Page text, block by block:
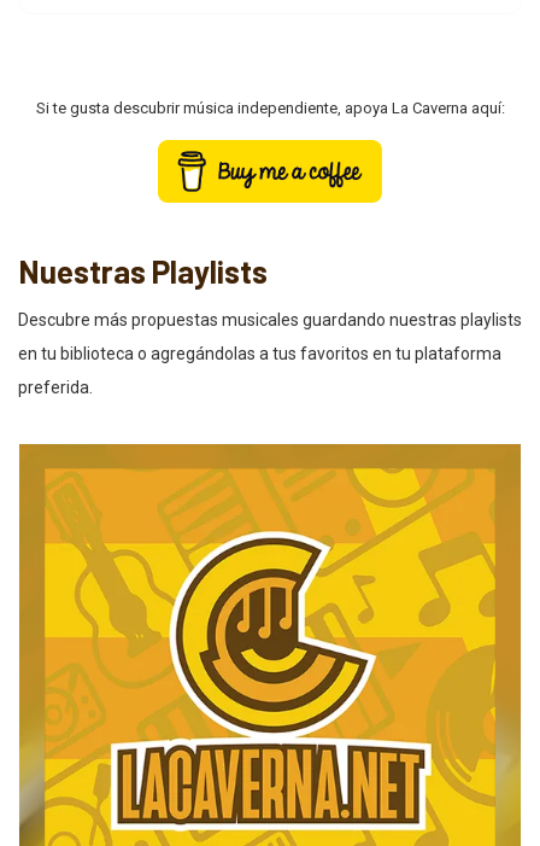
Si te gusta descubrir música independiente, apoya La Caverna aquí:
Nuestras Playlists
Descubre más propuestas musicales guardando nuestras playlists
en tu biblioteca o agregándolas a tus favoritos en tu plataforma
preferida.